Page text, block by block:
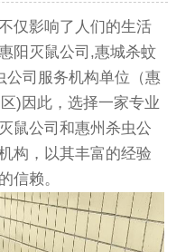
仅影响了人们的生活
阳灭鼠公司,惠城杀蚊
公司服务机构单位（惠
)因此，选择一家专业
鼠公司和惠州杀虫公
构，以其丰富的经验
信赖。